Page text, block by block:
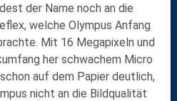
der Name noch an die
welche Olympus Anfang
Mit 16 Megapixeln und
her schwachem Micro
auf dem Papier deutlich,
nicht an die Bildqualität